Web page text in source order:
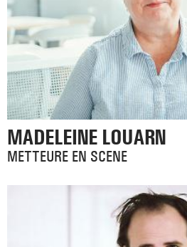
MADELEINE LOUARN
METTEURE EN SCENE